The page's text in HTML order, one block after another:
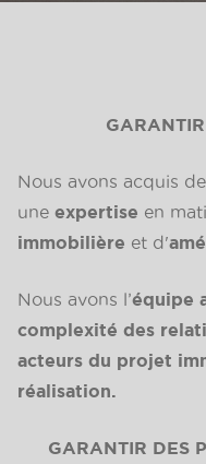
Nous avons acquis
une expertise en
immobilière et d'
Nous avons l’équipe
complexité des
acteurs du projet
réalisation.
GARANTIR DES